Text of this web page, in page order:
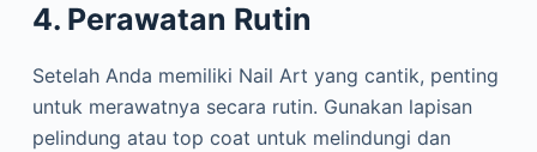
4. Perawatan Rutin
Setelah Anda memiliki Nail Art yang cantik, penting
untuk merawatnya secara rutin. Gunakan lapisan
pelindung atau top coat untuk melindungi dan